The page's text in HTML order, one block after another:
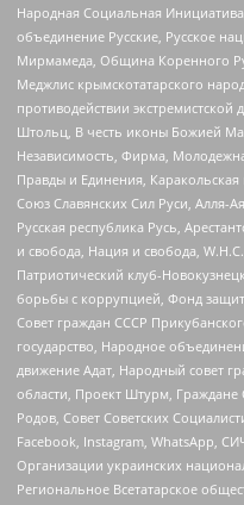
Народная Социальная
объединение Русские, Русское
Мирмамеда, Община Коренного
Меджлис крымскотатарского
противодействии экстремистской
Штольц, В честь иконы Божией
Независимость, Фирма,
Правды и Единения,
Союз Славянских Сил Руси, Алля-
Русская республика Русь,
и свобода, Нация и свобода,
Патриотический клуб-
борьбы с коррупцией, Фонд
Совет граждан СССР
государство, Народное
движение Адат, Народный совет
области, Проект Штурм,
Родов, Совет Советских
Facebook, Instagram, WhatsApp,
Организации украинских
Региональное Всетатарское